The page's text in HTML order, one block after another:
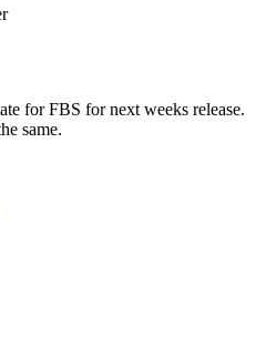
for FBS for next weeks release.
same.